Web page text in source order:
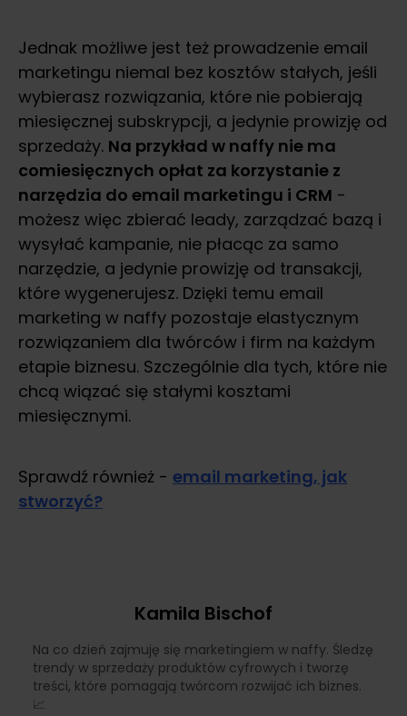
Jednak możliwe jest też prowadzenie email
marketingu niemal bez kosztów stałych, jeśli
wybierasz rozwiązania, które nie pobierają
miesięcznej subskrypcji, a jedynie prowizję od
sprzedaży. Na przykład w naffy nie ma
comiesięcznych opłat za korzystanie z
narzędzia do email marketingu i CRM -
możesz więc zbierać leady, zarządzać bazą i
wysyłać kampanie, nie płacąc za samo
narzędzie, a jedynie prowizję od transakcji,
które wygenerujesz. Dzięki temu email
marketing w naffy pozostaje elastycznym
rozwiązaniem dla twórców i firm na każdym
etapie biznesu. Szczególnie dla tych, które nie
chcą wiązać się stałymi kosztami
miesięcznymi.
Sprawdź również - email marketing, jak
stworzyć?
Kamila Bischof
Na co dzień zajmuję się marketingiem w naffy. Śledzę
trendy w sprzedaży produktów cyfrowych i tworzę
treści, które pomagają twórcom rozwijać ich biznes.
📈